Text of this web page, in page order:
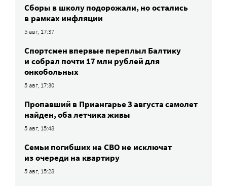
Сборы в школу подорожали, но остались
в рамках инфляции
5 авг, 17:37
Спортсмен впервые переплыл Балтику
и собрал почти 17 млн рублей для
онкобольных
5 авг, 17:30
Пропавший в Приангарье 3 августа самолет
найден, оба летчика живы
5 авг, 15:48
Семьи погибших на СВО не исключат
из очереди на квартиру
5 авг, 15:28